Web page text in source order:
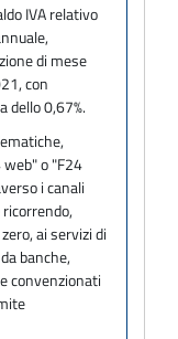
IVA relativo
di mese
con
dello 0,67%.
o "F24
i canali
ai servizi di
banche,
convenzionati